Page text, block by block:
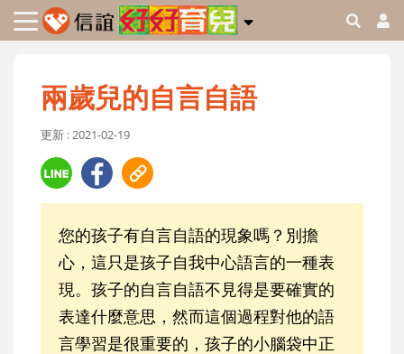
兩歲兒的自言自語
更新 : 2021-02-19
您的孩子有自言自語的現象嗎？別擔
心，這只是孩子自我中心語言的一種表
現。孩子的自言自語不見得是要確實的
表達什麼意思，然而這個過程對他的語
言學習是很重要的，孩子的小腦袋中正